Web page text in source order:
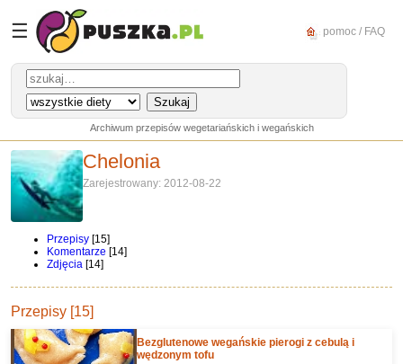
☰ pomoc / FAQ
Archiwum przepisów wegetariańskich i wegańskich
Chelonia
Zarejestrowany: 2012-08-22
Przepisy [15]
Komentarze [14]
Zdjęcia [14]
Przepisy [15]
Bezglutenowe wegańskie pierogi z cebulą i
wędzonym tofu